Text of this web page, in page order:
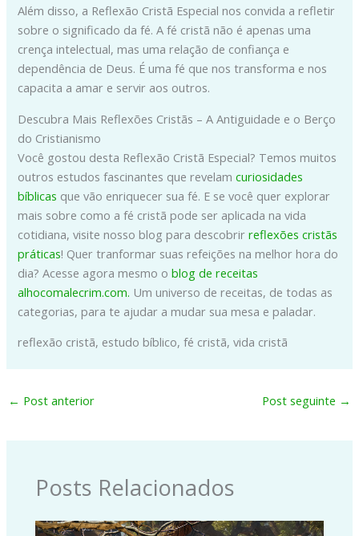
Além disso, a Reflexão Cristã Especial nos convida a refletir
sobre o significado da fé. A fé cristã não é apenas uma
crença intelectual, mas uma relação de confiança e
dependência de Deus. É uma fé que nos transforma e nos
capacita a amar e servir aos outros.
Descubra Mais Reflexões Cristãs – A Antiguidade e o Berço
do Cristianismo
Você gostou desta Reflexão Cristã Especial? Temos muitos
outros estudos fascinantes que revelamcuriosidades
bíblicas que vão enriquecer sua fé. E se você quer explorar
mais sobre como a fé cristã pode ser aplicada na vida
cotidiana, visite nosso blog para descobrirreflexões cristãs
práticas! Quer tranformar suas refeições na melhor hora do
dia? Acesse agora mesmo oblog de receitas
alhocomalecrim.com. Um universo de receitas, de todas as
categorias, para te ajudar a mudar sua mesa e paladar.
reflexão cristã, estudo bíblico, fé cristã, vida cristã
← Post anterior Post seguinte →
Posts Relacionados